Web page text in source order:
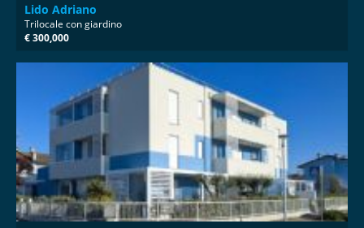
Lido Adriano
Trilocale con giardino
€ 300,000